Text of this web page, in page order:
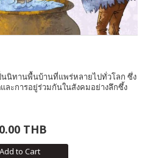
นนิทานพื้นบ้านที่แพร่หลายไปทั่วโลก ซึ่ง
ละการอยู่ร่วมกันในสังคมอย่างลึกซึ้ง
THB
Add to Cart